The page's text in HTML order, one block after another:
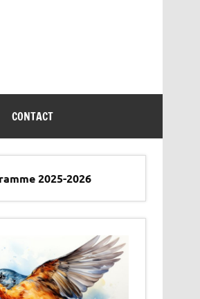
CONTACT
2025-2026